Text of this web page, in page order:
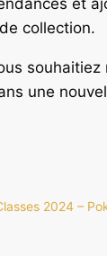
collection.
une
2024 –